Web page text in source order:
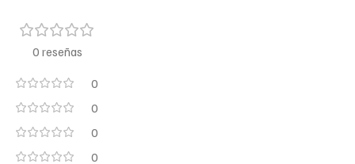
0 reseñas
0
0
0
0